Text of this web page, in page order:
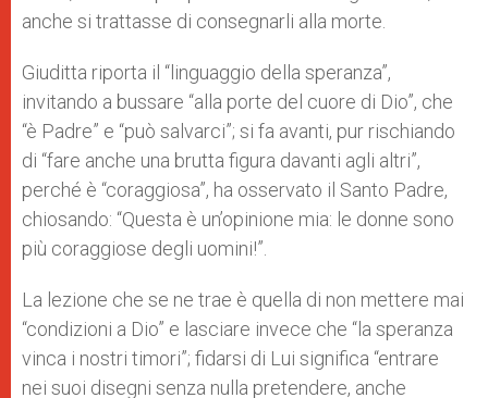
anche si trattasse di consegnarli alla morte.
Giuditta riporta il “linguaggio della speranza”,
invitando a bussare “alla porte del cuore di Dio”, che
“è Padre” e “può salvarci”; si fa avanti, pur rischiando
di “fare anche una brutta figura davanti agli altri”,
perché è “coraggiosa”, ha osservato il Santo Padre,
chiosando: “Questa è un’opinione mia: le donne sono
più coraggiose degli uomini!”.
La lezione che se ne trae è quella di non mettere mai
“condizioni a Dio” e lasciare invece che “la speranza
vinca i nostri timori”; fidarsi di Lui significa “entrare
nei suoi disegni senza nulla pretendere, anche